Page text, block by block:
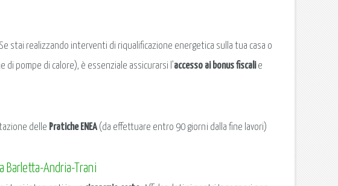
stai realizzando interventi di riqualificazione energetica sulla tua casa o
pompe di calore), è essenziale assicurarsi l’accesso ai bonus fiscalie
delle Pratiche ENEA(da effettuare entro 90 giorni dalla fine lavori)
Barletta-Andria-Trani